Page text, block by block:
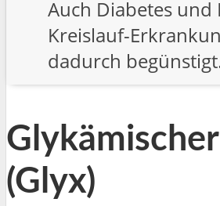
Auch Diabetes und
Kreislauf-
dadurch
(Glyx)